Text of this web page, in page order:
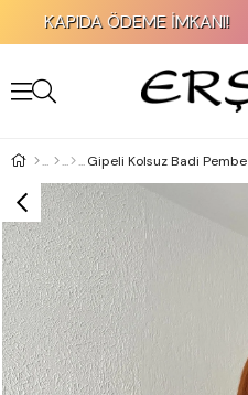
KAPIDA ÖDEME İMKANI!
Gipeli Kolsuz Badi Pembe